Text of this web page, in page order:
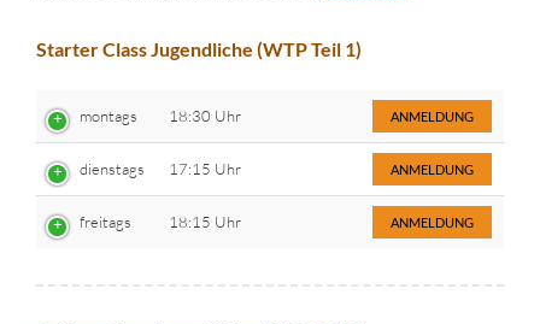
Starter Class Jugendliche (WTP Teil 1)
montags 18:30 Uhr ANMELDUNG
dienstags 17:15 Uhr ANMELDUNG
freitags 18:15 Uhr ANMELDUNG